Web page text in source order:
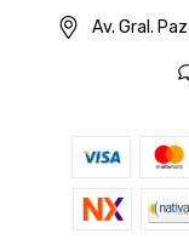
Av. Gral.